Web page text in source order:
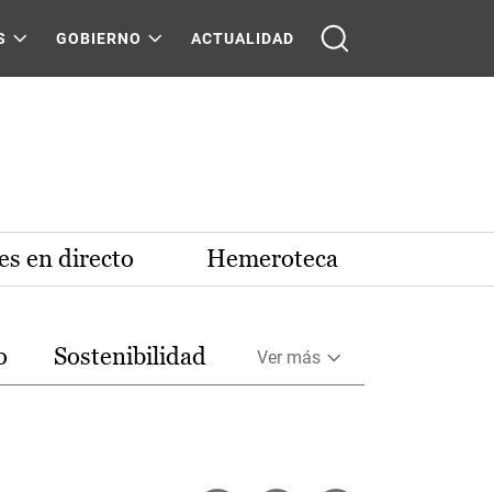
GOBIERNO ACTUALIDAD
en directo Hemeroteca
Sostenibilidad Ver más